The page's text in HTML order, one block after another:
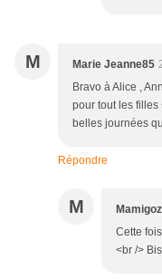
M Marie Jeanne85
Bravo à Alice ,
pour tout les filles
belles journées
Répondre
M Mamigoz
Cette
<br />